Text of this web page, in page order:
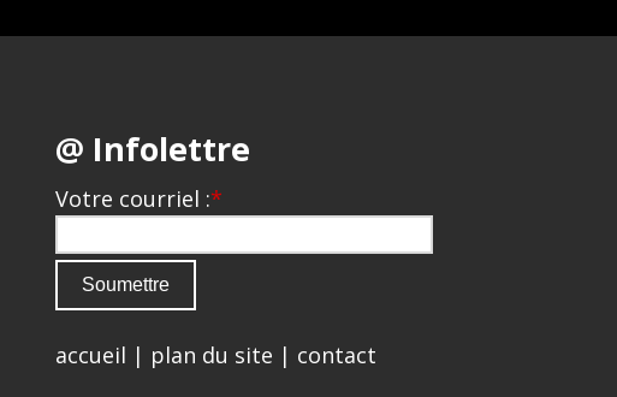
@ Infolettre
Votre courriel :*
accueil | plan du site | contact